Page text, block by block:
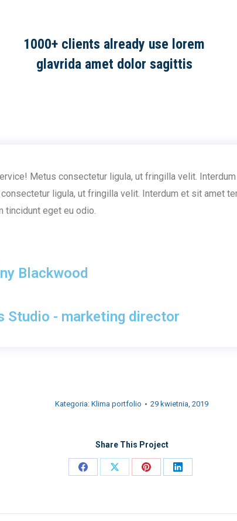
1000+ clients already use lorem
glavrida amet dolor sagittis
Metus consectetur ligula, ut fringilla velit.
ligula, ut fringilla velit. Interdum et sit amet
tincidunt eget eu odio.
Blackwood
Studio - marketing director
Kategoria: Klima portfolio 29 kwietnia, 2019
Share This Project